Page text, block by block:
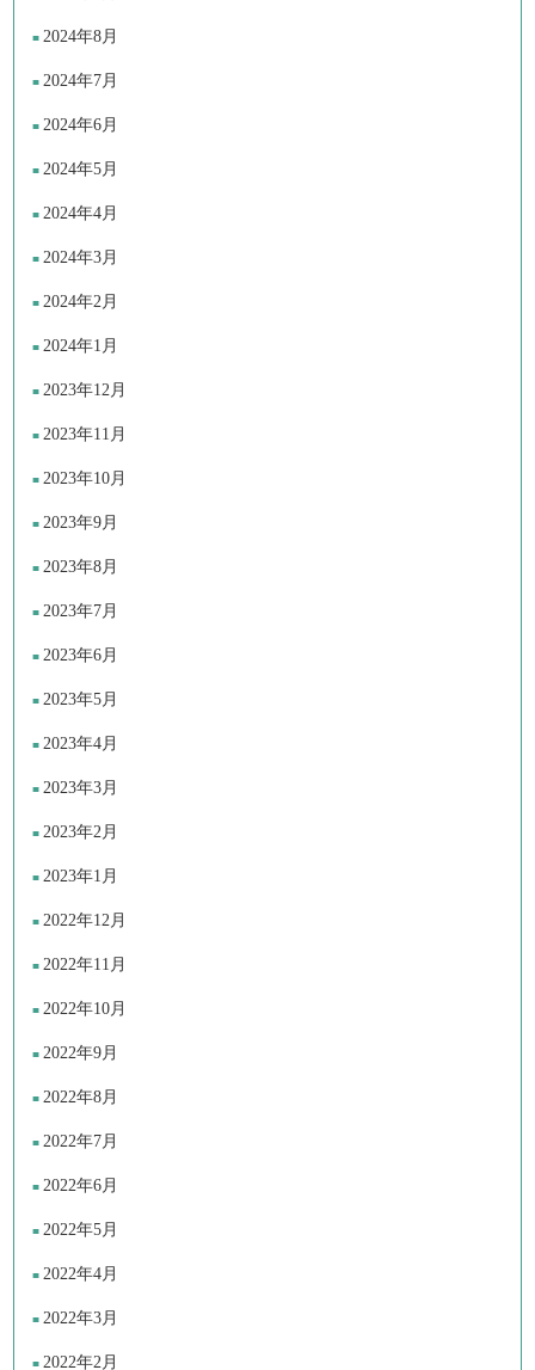
2024年8月
2024年7月
2024年6月
2024年5月
2024年4月
2024年3月
2024年2月
2024年1月
2023年12月
2023年11月
2023年10月
2023年9月
2023年8月
2023年7月
2023年6月
2023年5月
2023年4月
2023年3月
2023年2月
2023年1月
2022年12月
2022年11月
2022年10月
2022年9月
2022年8月
2022年7月
2022年6月
2022年5月
2022年4月
2022年3月
2022年2月